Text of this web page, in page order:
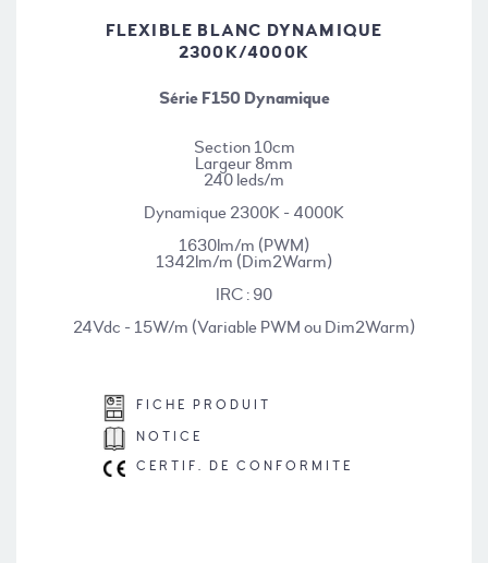
FLEXIBLE BLANC DYNAMIQUE
2300K/4000K
Série F150 Dynamique
Section 10cm
Largeur 8mm
240 leds/m
Dynamique 2300K - 4000K
1630lm/m (PWM)
1342lm/m (Dim2Warm)
IRC : 90
24Vdc - 15W/m (Variable PWM ou Dim2Warm)
FICHE PRODUIT
NOTICE
CERTIF. DE CONFORMITE